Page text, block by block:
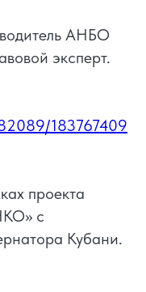
АНБО
эксперт.
183767409
проекта
с
Кубани.